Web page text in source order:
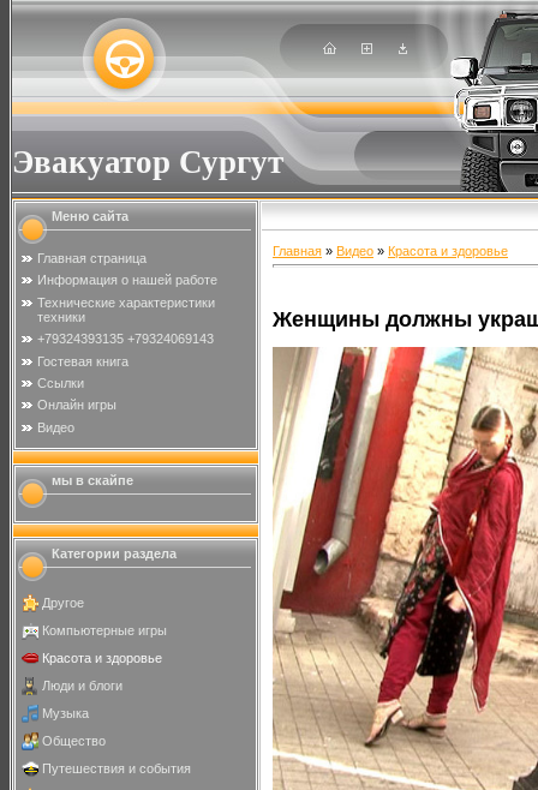
Эвакуатор Сургут
Меню сайта
Главная страница
Информация о нашей работе
Технические характеристики
техники
+79324393135 +79324069143
Гостевая книга
Ссылки
Онлайн игры
Видео
мы в скайпе
Категории раздела
Другое
Компьютерные игры
Красота и здоровье
Люди и блоги
Музыка
Общество
Путешествия и события
Главная » Видео » Красота и здоровье
Женщины должны